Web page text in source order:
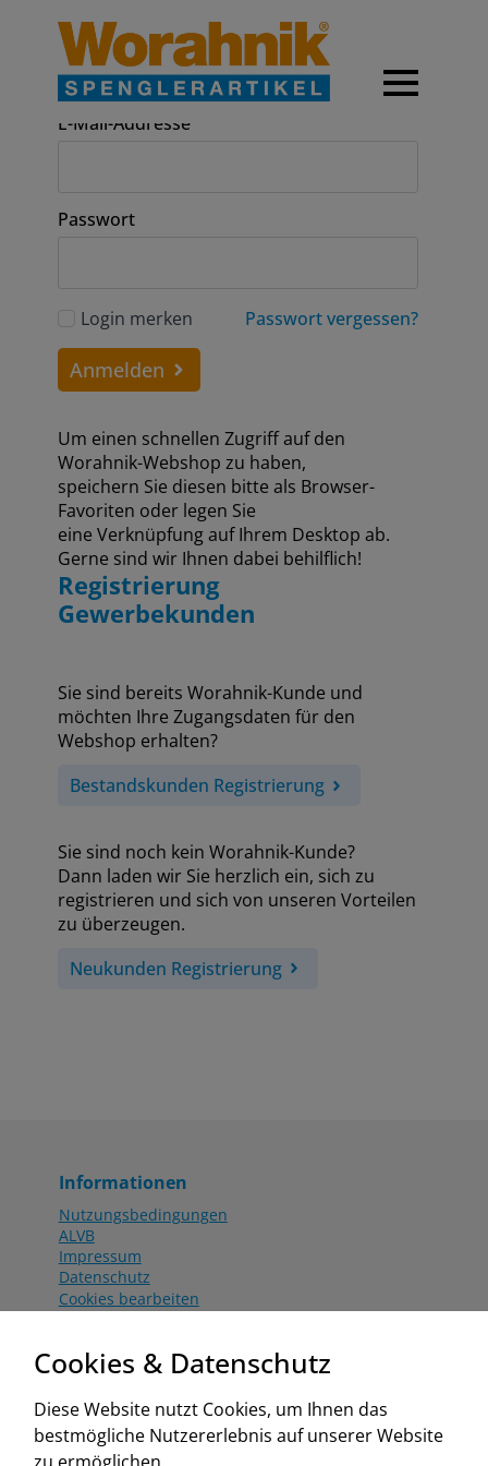
Anmeldung
E-Mail-Addresse
Passwort
Login merken Passwort vergessen?
Anmelden
Um einen schnellen Zugriff auf den
Worahnik-Webshop zu haben,
speichern Sie diesen bitte als Browser-
Favoriten oder legen Sie
eine Verknüpfung auf Ihrem Desktop ab.
Gerne sind wir Ihnen dabei behilflich!
Registrierung
Gewerbekunden
Sie sind bereits Worahnik-Kunde und
möchten Ihre Zugangsdaten für den
Webshop erhalten?
Bestandskunden Registrierung
Sie sind noch kein Worahnik-Kunde?
Dann laden wir Sie herzlich ein, sich zu
registrieren und sich von unseren Vorteilen
zu überzeugen.
Neukunden Registrierung
Informationen
Nutzungsbedingungen
ALVB
Impressum
Datenschutz
Cookies bearbeiten
Aktionsbedingungen
www.worahnik.at
Zentrale Köttlach
Cookies & Datenschutz
Diese Website nutzt Cookies, um Ihnen das
bestmögliche Nutzererlebnis auf unserer Website